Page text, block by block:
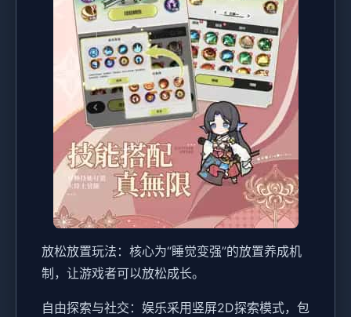
放松放置玩法：核心为“睡觉变强”的放置养成机
制，让游戏者可以放松成长。
自由探索与社交：娱乐采用竖屏2D探索模式，包